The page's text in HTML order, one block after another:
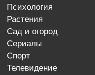
психология
растения
сад и огород
сериалы
спорт
телевидение